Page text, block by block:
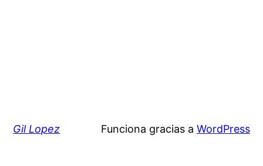
Gil Lopez Funciona gracias a WordPress